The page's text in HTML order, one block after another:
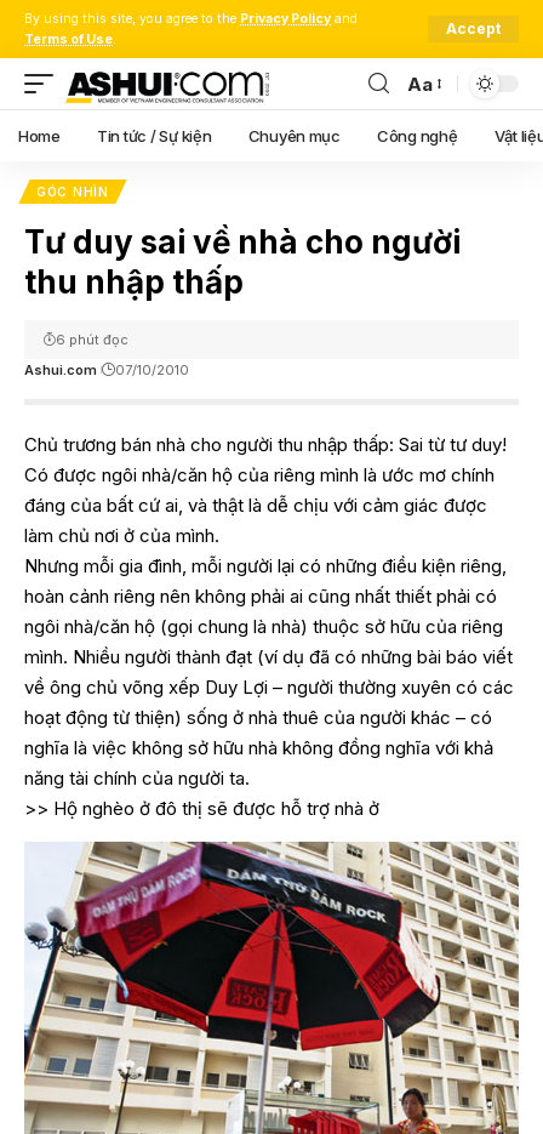
By using this site, you agree to the Privacy Policy and
Terms of Use.
Accept
Font
Resizer
Aa
Home Tin tức / Sự kiện Chuyên mục Công nghệ Vật
GÓC NHÌN
Tư duy sai về nhà cho người
thu nhập thấp
Ashui.com 07/10/2010
6 phút đọc
Chủ trương bán nhà cho người thu nhập thấp: Sai từ tư duy!
Có được ngôi nhà/căn hộ của riêng mình là ước mơ chính
đáng của bất cứ ai, và thật là dễ chịu với cảm giác được
làm chủ nơi ở của mình.
Nhưng mỗi gia đình, mỗi người lại có những điều kiện riêng,
hoàn cảnh riêng nên không phải ai cũng nhất thiết phải có
ngôi nhà/căn hộ (gọi chung là nhà) thuộc sở hữu của riêng
mình. Nhiều người thành đạt (ví dụ đã có những bài báo viết
về ông chủ võng xếp Duy Lợi – người thường xuyên có các
hoạt động từ thiện) sống ở nhà thuê của người khác – có
nghĩa là việc không sở hữu nhà không đồng nghĩa với khả
năng tài chính của người ta.
>> Hộ nghèo ở đô thị sẽ được hỗ trợ nhà ở